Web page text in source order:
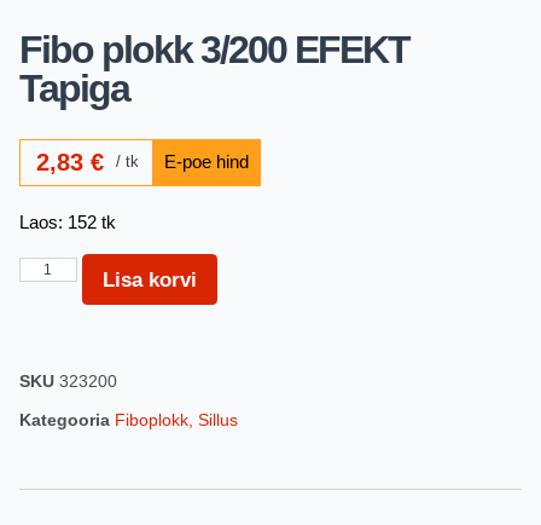
Fibo plokk 3/200 EFEKT
Tapiga
2,83€ tk
Laos: 152 tk
Lisa korvi
SKU 323200
Kategooria Fiboplokk, Sillus